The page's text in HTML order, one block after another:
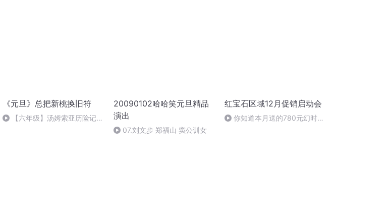
《元旦》总把新桃换旧符
【六年级】汤姆索亚历险记
20090102哈哈笑元旦精品
演出
07.刘文步 郑福山 窦公训女
红宝石区域12月促销启动会
你知道本月送的780元幻时佳